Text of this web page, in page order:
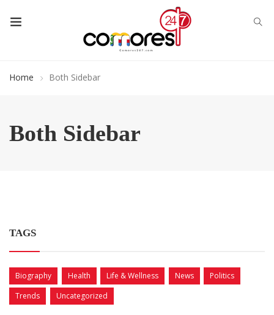
Home Both Sidebar
Both Sidebar
TAGS
Biography Health Life & Wellness News
Politics
Trends
Uncategorized